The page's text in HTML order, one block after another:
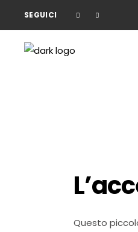
SEGUICI
Questo